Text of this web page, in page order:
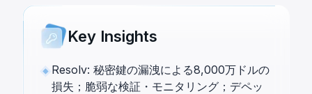
Key Insights
Resolv: 秘密鍵の漏洩による8,000万ドルの
損失；脆弱な検証・モニタリング；デペッ